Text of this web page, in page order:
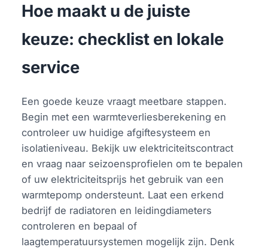
Hoe maakt u de juiste
keuze: checklist en lokale
service
Een goede keuze vraagt meetbare stappen.
Begin met een warmteverliesberekening en
controleer uw huidige afgiftesysteem en
isolatieniveau. Bekijk uw elektriciteitscontract
en vraag naar seizoensprofielen om te bepalen
of uw elektriciteitsprijs het gebruik van een
warmtepomp ondersteunt. Laat een erkend
bedrijf de radiatoren en leidingdiameters
controleren en bepaal of
laagtemperatuursystemen mogelijk zijn. Denk